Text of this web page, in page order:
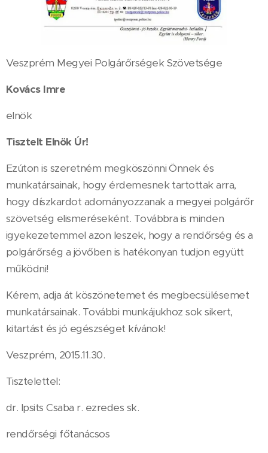
Veszprém Megyei Polgárőrségek Szövetsége
Kovács Imre
elnök
Tisztelt Elnök Úr!
Ezúton is szeretném megköszönni Önnek és
munkatársainak, hogy érdemesnek tartottak arra,
hogy díszkardot adományozzanak a megyei polgárőr
szövetség elismeréseként. Továbbra is minden
igyekezetemmel azon leszek, hogy a rendőrség és a
polgárőrség a jövőben is hatékonyan tudjon együtt
működni!
Kérem, adja át köszönetemet és megbecsülésemet
munkatársainak. További munkájukhoz sok sikert,
kitartást és jó egészséget kívánok!
Veszprém, 2015.11.30.
Tisztelettel:
dr. Ipsits Csaba r. ezredes sk.
rendőrségi főtanácsos